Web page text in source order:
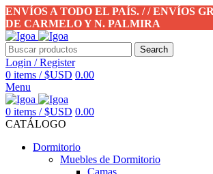
ENVÍOS A TODO EL PAÍS. / / ENVÍOS
DE CARMELO Y N. PALMIRA
Search
Login / Register
0 items / $USD 0.00
Menu
0 items / $USD 0.00
CATÁLOGO
Dormitorio
Muebles de Dormitorio
Camas